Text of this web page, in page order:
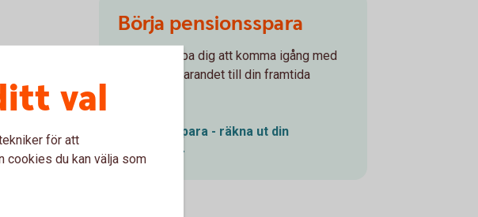
Börja pensionsspara
Låt oss hjälpa dig att komma igång med
pensionssparandet till din framtida
Pensionsspara - räkna ut din
val
för att
cookies du kan välja som